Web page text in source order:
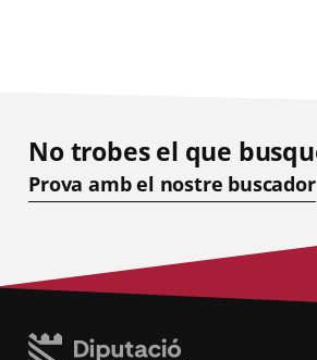
No trobes el que
Prova amb el nostre buscador